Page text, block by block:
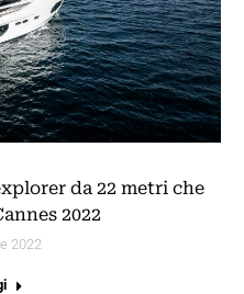
da 22 metri che
2022
2022